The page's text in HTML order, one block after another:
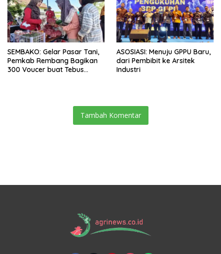
SEMBAKO: Gelar Pasar Tani,
Pemkab Rembang Bagikan
300 Voucer buat Tebus
ASOSIASI: Menuju GPPU Baru,
dari Pembibit ke Arsitek
Industri
Tambah Komentar